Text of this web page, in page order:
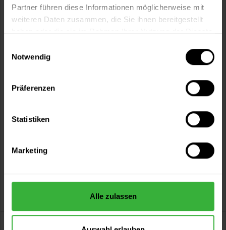
Partner führen diese Informationen möglicherweise mit
weiteren Daten zusammen, die Sie ihnen bereitgestellt
Notwendig
Präferenzen
Statistiken
Marketing
Alle zulassen
Artikel-Nr.: SW00018306_OXIDROT
Kostenloser Versand ab 60 EUR
Persönliche Beratung unter